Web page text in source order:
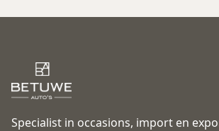
Specialist in occasions, import en